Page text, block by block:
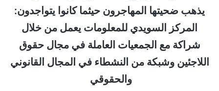
يذهب ضحيتها المهاجرون حيثما كانوا يتواجدون:
المركز السويدي للمعلومات يعمل من خلال
شراكة مع الجمعيات العاملة في مجال حقوق
اللاجئين وشبكة من النشطاء في المجال القانوني
والحقوقي